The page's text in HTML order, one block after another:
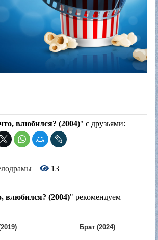
влюбился? (2004)" с друзьями:
13
влюбился? (2004)" рекомендуем
Брат (2024)